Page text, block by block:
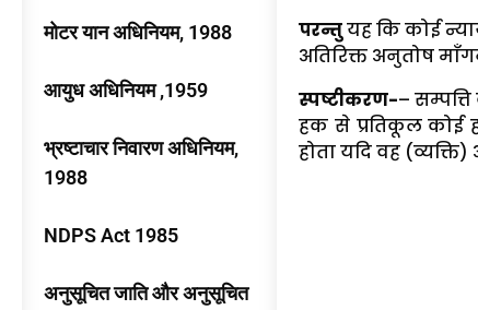
मोटर यान अधिनियम, 1988
आयुध अधिनियम ,1959
भ्रष्टाचार निवारण अधिनियम,
1988
NDPS Act 1985
अनुसूचित जाति और अनुसूचित
परन्तुयह कि कोई
अतिरिक्त अनुतोष
स्पष्टीकरण-–
हक से प्रतिकूल कोई
होता यदि वह (व्यक्ति)